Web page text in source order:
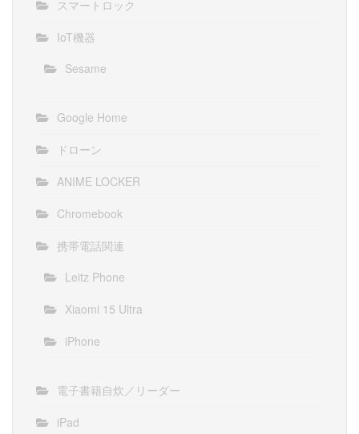
スマートロック
IoT機器
Sesame
Google Home
ドローン
ANIME LOCKER
Chromebook
携帯電話関連
Leitz Phone
Xiaomi 15 Ultra
iPhone
電子書籍自炊／リーダー
iPad